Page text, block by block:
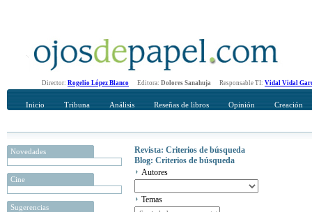
Director: Rogelio López Blanco Editora: Dolores Sanahuja Responsable TI: Vidal Vidal
Inicio Tribuna Análisis Reseñas de libros Opinión Creación
Novedades
Cine
Sugerencias
Revista: Criterios de búsqueda
Blog: Criterios de búsqueda
Autores
Temas